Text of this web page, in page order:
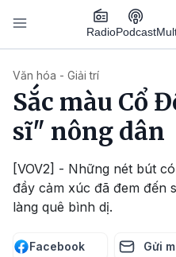
Nhảy đến nội dung
RadioPodcast
Văn hóa - Giải trí
Sắc màu Cổ
sĩ" nông dân
[VOV2] - Những nét bút
đầy cảm xúc đã đem đến
làng quê bình dị.
Facebook Gửi